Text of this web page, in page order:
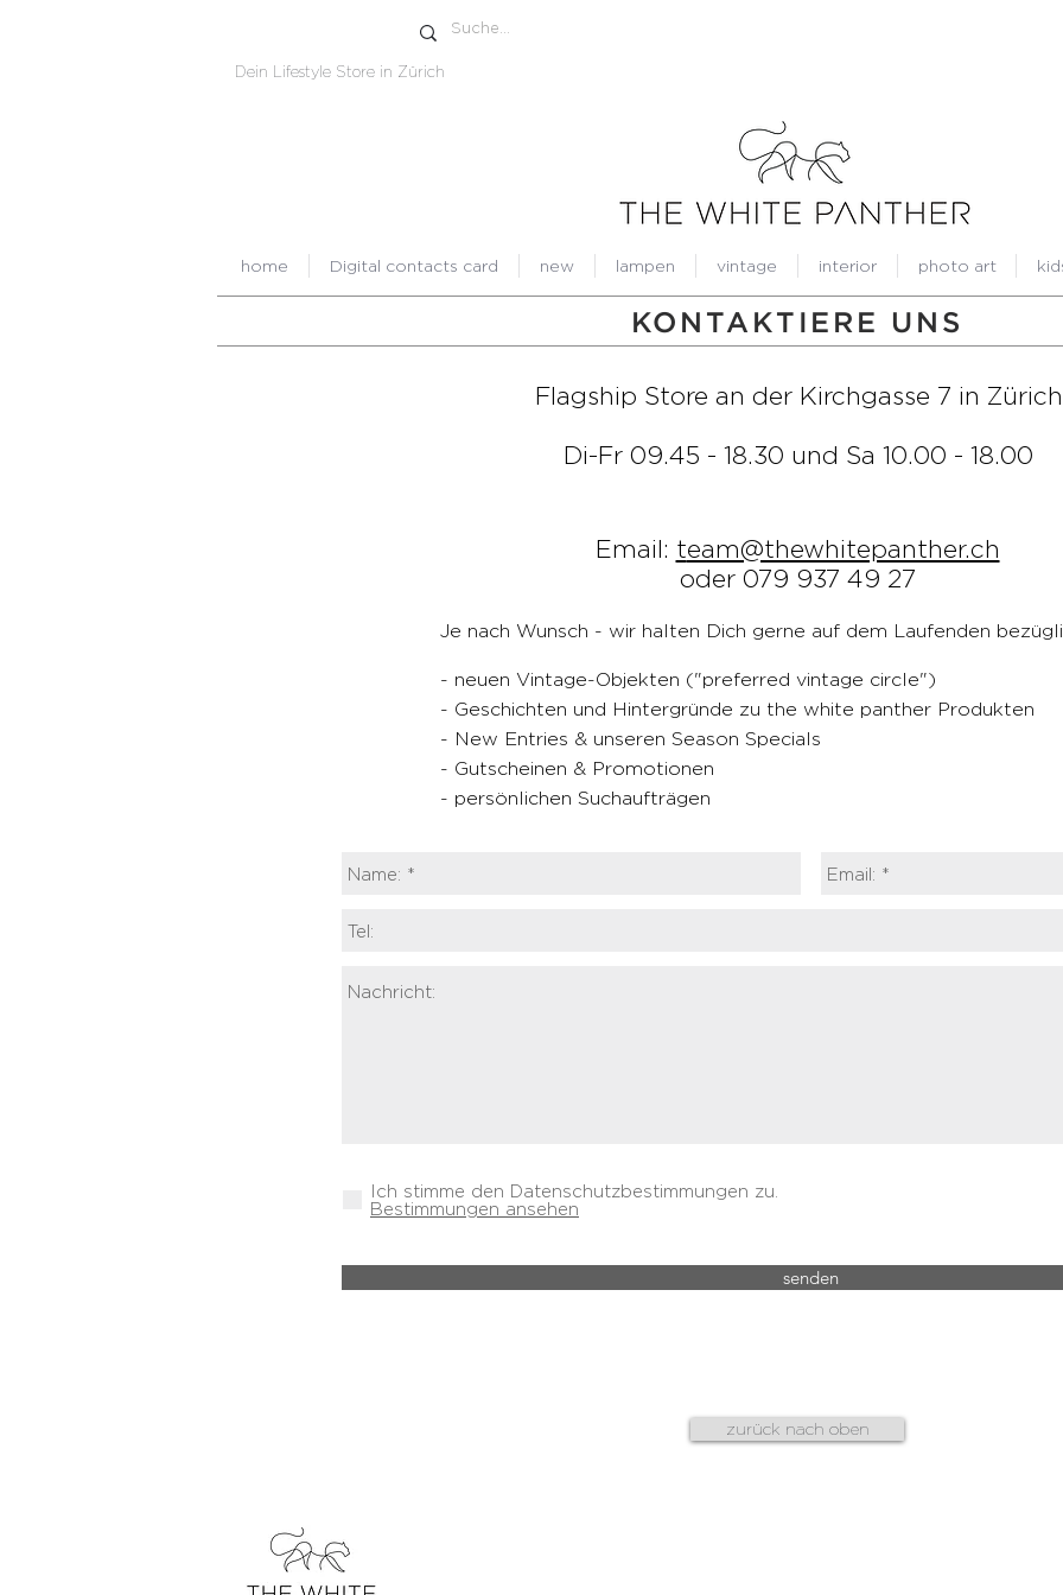
Dein Lifestyle Store in Zürich
home Digital contacts card new lampen vintage interior photo art
KONTAKTIERE UNS
Flagship Store an der Kirchgasse 7 in Zürich
Di-Fr 09.45 - 18.30 und Sa 10.00 - 18.00
Email: team@thewhitepanther.ch
oder 079 937 49 27
Je nach Wunsch - wir halten Dich gerne auf dem Laufenden
- neuen Vintage-Objekten ("preferred vintage circle")
- Geschichten und Hintergründe zu the white panther Produkten
- New Entries & unseren Season Specials
- Gutscheinen & Promotionen
- persönlichen Suchaufträgen
Ich stimme den Datenschutzbestimmungen zu.
Bestimmungen ansehen
senden
zurück nach oben